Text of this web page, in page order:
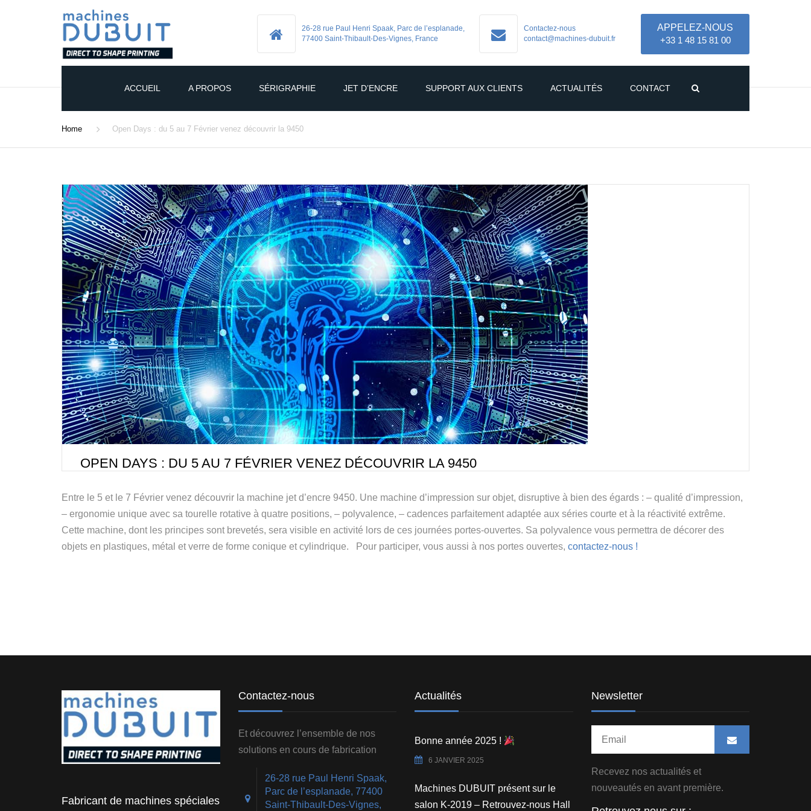
26-28 rue Paul Henri Spaak, Parc de l’esplanade,
77400 Saint-Thibault-Des-Vignes, France
Contactez-nous
contact@machines-dubuit.fr
APPELEZ-NOUS
+33 1 48 15 81 00
ACCUEIL A PROPOS
HISTOIRE
BUREAU D’ÉTUDES
SÉRIGRAPHIE
TABLE PRODUITS
MD-329-6
MD-972
MD-9964
MD-982
MD-360
JET D’ENCRE
MD-9450
MD-9360-S
MD-9360-C
MD-9964
MD-9052
SUPPORT AUX CLIENTS ACTUALITÉS CONTACT
Home Open Days : du 5 au 7 Février venez découvrir la 9450
OPEN DAYS : DU 5 AU 7 FÉVRIER VENEZ DÉCOUVRIR LA 9450
Entre le 5 et le 7 Février venez découvrir la machine jet d’encre 9450. Une machine d’impression sur objet, disruptive à bien des égards : – qualité d’impression,
– ergonomie unique avec sa tourelle rotative à quatre positions, – polyvalence, – cadences parfaitement adaptée aux séries courte et à la réactivité extrême.
Cette machine, dont les principes sont brevetés, sera visible en activité lors de ces journées portes-ouvertes. Sa polyvalence vous permettra de décorer des
objets en plastiques, métal et verre de forme conique et cylindrique. Pour participer, vous aussi à nos portes ouvertes, contactez-nous !
Fabricant de machines spéciales
Contactez-nous
Et découvrez l’ensemble de nos
solutions en cours de fabrication
26-28 rue Paul Henri Spaak,
Parc de l’esplanade, 77400
Saint-Thibault-Des-Vignes,
Actualités
Bonne année 2025 !
6 JANVIER 2025
Machines DUBUIT présent sur le
salon K-2019 – Retrouvez-nous Hall
Newsletter
Recevez nos actualités et
nouveautés en avant première.